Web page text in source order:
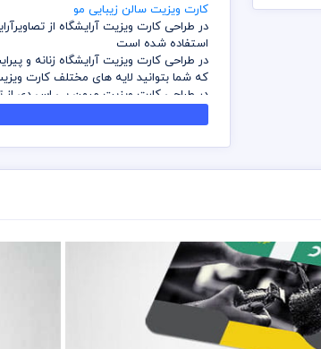
کارت ویزیت سالن زیبایی مو
در طراحی کارت ویزیت آرایشگاه از
استفاده شده است
در طراحی کارت ویزیت آرایشگاه زنانه و
که شما بتوانید لایه های مختلف کارت
در طراحی کارت ویزیت میهن پی اس دی از
کلیه طراحی های کارت ویزیت بصورت لایه
نمائید
عهده خریدار می باشد
در طراحی کارت ویزیت از لوگو و نشان
باشد
رعایت کلیه قوانین موجود در سایت به عهده